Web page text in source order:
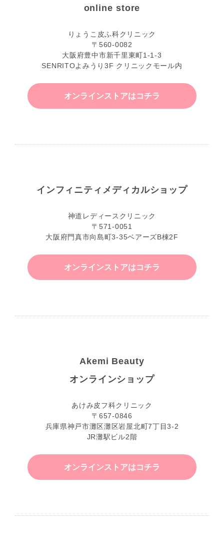
online store
りょうこ皮ふ科クリニック
〒560-0082
大阪府豊中市新千里東町1-1-3
SENRITOよみうり3F クリニックモール内
オンラインストアはコチラ
インフィニティ メディカルショップ
神道レディースクリニック
〒571-0051
大阪府門真市向島町3-35ベアーズB棟2F
オンラインストアはコチラ
Akemi Beauty
オンラインショップ
あけみ皮フ科クリニック
〒657-0846
兵庫県神戸市灘区灘区岩屋北町7丁目3-2
JR灘駅ビル2階
オンラインストアはコチラ